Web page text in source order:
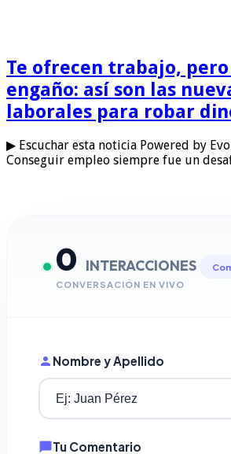
Te ofrecen trabajo, pero
engaño: así son las
laborales para robar
▶ Escuchar esta noticia Powered by
Conseguir empleo siempre fue un
0 INTERACCIONES
CONVERSACIÓN EN VIVO
Nombre y Apellido
Tu Comentario